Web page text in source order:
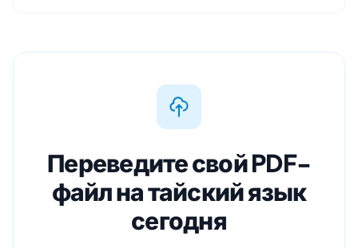
Переведите свой PDF-
файл на тайский язык
сегодня